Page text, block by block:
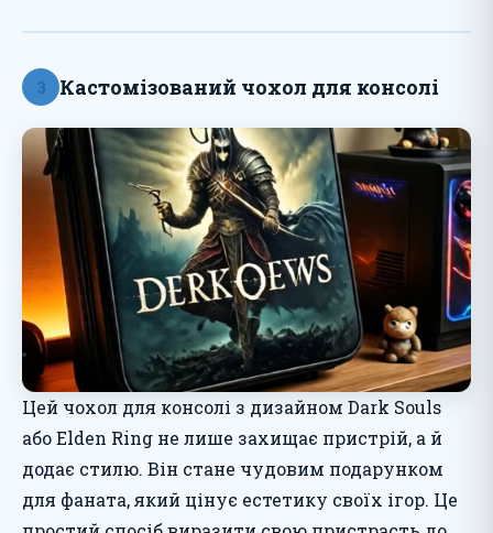
3 Кастомізований чохол для консолі
Цей чохол для консолі з дизайном Dark Souls
або Elden Ring не лише захищає пристрій, а й
додає стилю. Він стане чудовим подарунком
для фаната, який цінує естетику своїх ігор. Це